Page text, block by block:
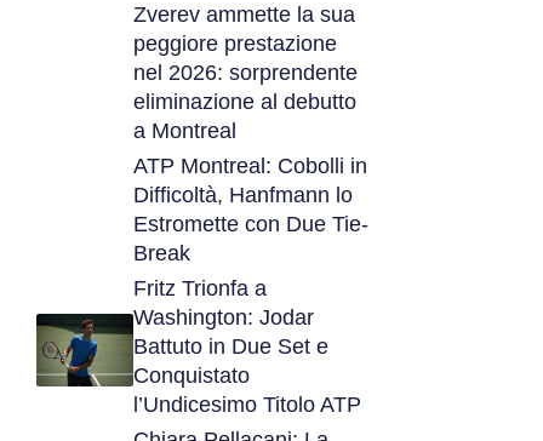
Zverev ammette la sua
peggiore prestazione
nel 2026: sorprendente
eliminazione al debutto
a Montreal
ATP Montreal: Cobolli in
Difficoltà, Hanfmann lo
Estromette con Due Tie-
Break
Fritz Trionfa a
Washington: Jodar
Battuto in Due Set e
Conquistato
l’Undicesimo Titolo ATP